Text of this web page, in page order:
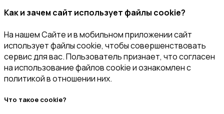
Как и зачем сайт использует файлы cookie?
На нашем Сайте и в мобильном приложении сайт
использует файлы cookie, чтобы совершенствовать
сервис для вас. Пользователь признает, что согласен
на использование файлов cookie и ознакомлен с
политикой в отношении них.
Что такое cookie?